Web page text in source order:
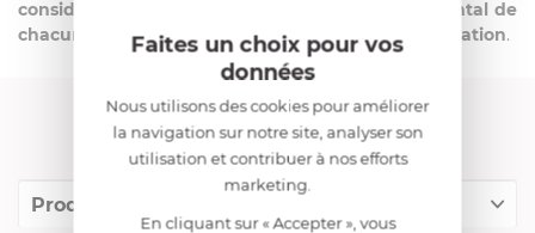
considération et respecter l’impact environnemental de
chacun de ses produits de la conception à la réalisation.
FRANCIS BATT RECOMMANDE
Produits conseillés
Faites un choix pour vos
données
Nous utilisons des cookies pour améliorer
la navigation sur notre site, analyser son
utilisation et contribuer à nos efforts
marketing.
En cliquant sur « Accepter », vous